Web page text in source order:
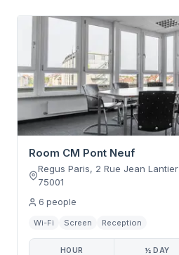
Room CM Pont Neuf
Regus Paris, 2 Rue Jean Lantier
75001
6 people
Wi-Fi Screen Reception
HOUR ½ DAY